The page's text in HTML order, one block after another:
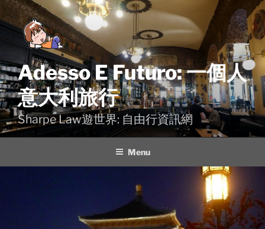
Skip
to
content
Adesso E Futuro: 一個人
意大利旅行
Sharpe Law遊世界: 自由行資訊網
Menu